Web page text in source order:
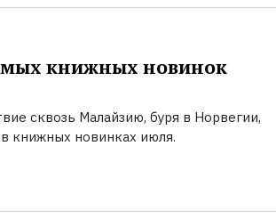
книжных новинок
сквозь Малайзию, буря в Норвегии,
книжных новинках июля.